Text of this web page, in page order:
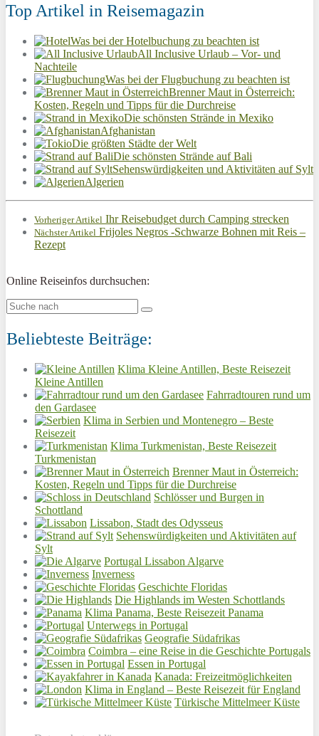
Top Artikel in Reisemagazin
Was bei der Hotelbuchung zu beachten ist
All Inclusive Urlaub – Vor- und
Nachteile
Was bei der Flugbuchung zu beachten ist
Brenner Maut in Österreich:
Kosten, Regeln und Tipps für die Durchreise
Die schönsten Strände in Mexiko
Afghanistan
Die größten Städte der Welt
Die schönsten Strände auf Bali
Sehenswürdigkeiten und Aktivitäten auf Sylt
Algerien
Vorheriger Artikel Ihr Reisebudget durch Camping strecken
Nächster Artikel Frijoles Negros -Schwarze Bohnen mit Reis –
Rezept
Online Reiseinfos durchsuchen:
Beliebteste Beiträge:
Klima Kleine Antillen, Beste Reisezeit
Kleine Antillen
Fahrradtouren rund um
den Gardasee
Klima in Serbien und Montenegro – Beste
Reisezeit
Klima Turkmenistan, Beste Reisezeit
Turkmenistan
Brenner Maut in Österreich:
Kosten, Regeln und Tipps für die Durchreise
Schlösser und Burgen in
Schottland
Lissabon, Stadt des Odysseus
Sehenswürdigkeiten und Aktivitäten auf
Sylt
Portugal Lissabon Algarve
Inverness
Geschichte Floridas
Die Highlands im Westen Schottlands
Klima Panama, Beste Reisezeit Panama
Unterwegs in Portugal
Geografie Südafrikas
Coimbra – eine Reise in die Geschichte Portugals
Essen in Portugal
Kanada: Freizeitmöglichkeiten
Klima in England – Beste Reisezeit für England
Türkische Mittelmeer Küste